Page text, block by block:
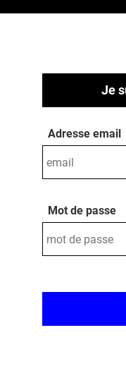
Je
Adresse email
Mot de passe